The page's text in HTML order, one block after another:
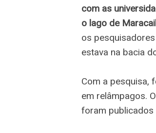
com as
o lago de
os
estava na bacia
Com a pesquisa,
em relâmpagos.
foram publicados